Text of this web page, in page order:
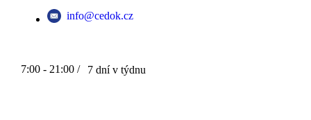
info@cedok.cz
7:00 - 21:00 / 7 dní v týdnu